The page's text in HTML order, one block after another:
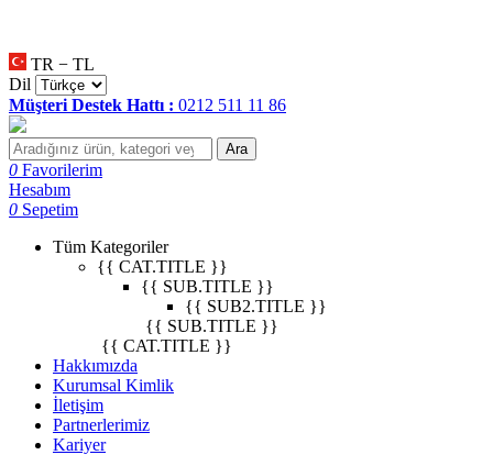
TR − TL
Dil
Müşteri Destek Hattı : 0212 511 11 86
Ara
0 Favorilerim
Hesabım
0 Sepetim
Tüm Kategoriler
{{ CAT.TITLE }}
{{ SUB.TITLE }}
{{ SUB2.TITLE }}
{{ SUB.TITLE }}
{{ CAT.TITLE }}
Hakkımızda
Kurumsal Kimlik
İletişim
Partnerlerimiz
Kariyer